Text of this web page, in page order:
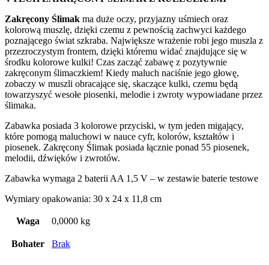
Zakręcony Ślimak ma duże oczy, przyjazny uśmiech oraz
kolorową muszlę, dzięki czemu z pewnością zachwyci każdego
poznającego świat szkraba. Największe wrażenie robi jego muszla z
przezroczystym frontem, dzięki któremu widać znajdujące się w
środku kolorowe kulki! Czas zacząć zabawę z pozytywnie
zakręconym ślimaczkiem! Kiedy maluch naciśnie jego głowę,
zobaczy w muszli obracające się, skaczące kulki, czemu będą
towarzyszyć wesołe piosenki, melodie i zwroty wypowiadane przez
ślimaka.
Zabawka posiada 3 kolorowe przyciski, w tym jeden migający,
które pomogą maluchowi w nauce cyfr, kolorów, kształtów i
piosenek. Zakręcony Ślimak posiada łącznie ponad 55 piosenek,
melodii, dźwięków i zwrotów.
Zabawka wymaga 2 baterii AA 1,5 V – w zestawie baterie testowe
Wymiary opakowania: 30 x 24 x 11,8 cm
Waga 0,0000 kg
Bohater Brak